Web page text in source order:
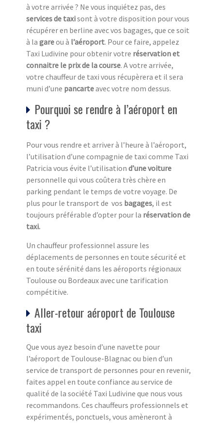
à votre arrivée ? Ne vous inquiétez pas, des
services de taxisont à votre disposition pour vous
récupérer en berline avec vos bagages, que ce soit
à la gareou à l’aéroport. Pour ce faire, appelez
Taxi Ludivine pour obtenir votre réservation et
connaitre le prix de la course. A votre arrivée,
votre chauffeur de taxi vous récupèrera et il sera
muni d’une pancarteavec votre nom dessus.
Pourquoi se rendre à l’aéroport en
taxi ?
Pour vous rendre et arriver à l’heure à l’aéroport,
l’utilisation d’une compagnie de taxi comme Taxi
Patricia vous évite l’utilisation d’une voiture
personnelle qui vous coûtera très chère en
parking pendant le temps de votre voyage. De
plus pour le transport de vos bagages, il est
toujours préférable d’opter pour la réservation de
taxi.
Un chauffeur professionnel assure les
déplacements de personnes en toute sécurité et
en toute sérénité dans les aéroports régionaux
Toulouse ou Bordeaux avec une tarification
compétitive.
Aller-retour aéroport de Toulouse
taxi
Que vous ayez besoin d’une navette pour
l’aéroport de Toulouse-Blagnac ou bien d’un
service de transport de personnes pour en revenir,
faites appel en toute confiance au service de
qualité de la société Taxi Ludivine que nous vous
recommandons. Ces chauffeurs professionnels et
expérimentés, ponctuels, vous amèneront à